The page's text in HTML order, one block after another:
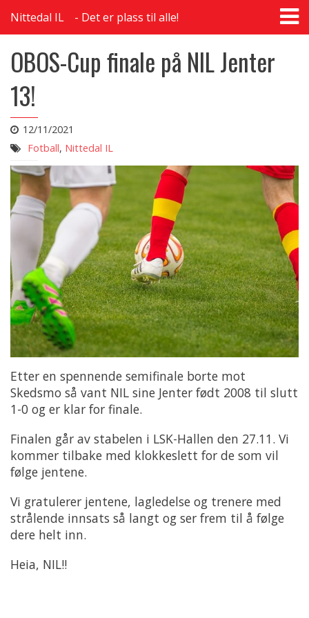
Nittedal IL Det er plass til alle!
OBOS-Cup finale på NIL Jenter
13!
12/11/2021
Fotball, Nittedal IL
Etter en spennende semifinale borte mot
Skedsmo så vant NIL sine Jenter født 2008 til slutt
1-0 og er klar for finale.
Finalen går av stabelen i LSK-Hallen den 27.11. Vi
kommer tilbake med klokkeslett for de som vil
følge jentene.
Vi gratulerer jentene, lagledelse og trenere med
strålende innsats så langt og ser frem til å følge
dere helt inn.
Heia, NIL!!